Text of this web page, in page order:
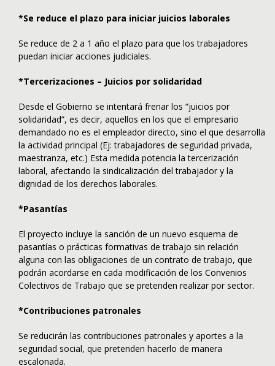
*Se reduce el plazo para iniciar juicios laborales
Se reduce de 2 a 1 año el plazo para que los trabajadores
puedan iniciar acciones judiciales.
*Tercerizaciones – Juicios por solidaridad
Desde el Gobierno se intentará frenar los “juicios por
solidaridad”, es decir, aquellos en los que el empresario
demandado no es el empleador directo, sino el que desarrolla
la actividad principal (Ej: trabajadores de seguridad privada,
maestranza, etc.) Esta medida potencia la tercerización
laboral, afectando la sindicalización del trabajador y la
dignidad de los derechos laborales.
*Pasantías
El proyecto incluye la sanción de un nuevo esquema de
pasantías o prácticas formativas de trabajo sin relación
alguna con las obligaciones de un contrato de trabajo, que
podrán acordarse en cada modificación de los Convenios
Colectivos de Trabajo que se pretenden realizar por sector.
*Contribuciones patronales
Se reducirán las contribuciones patronales y aportes a la
seguridad social, que pretenden hacerlo de manera
escalonada.